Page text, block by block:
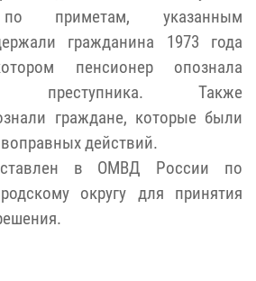
по приметам, указанным
гражданина 1973 года
пенсионер опознала
преступника. Также
граждане, которые были
действий.
в ОМВД России по
округу для принятия